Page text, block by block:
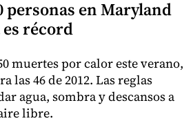
personas en Maryland
es récord
muertes por calor este verano,
las 46 de 2012. Las reglas
agua, sombra y descansos a
libre.